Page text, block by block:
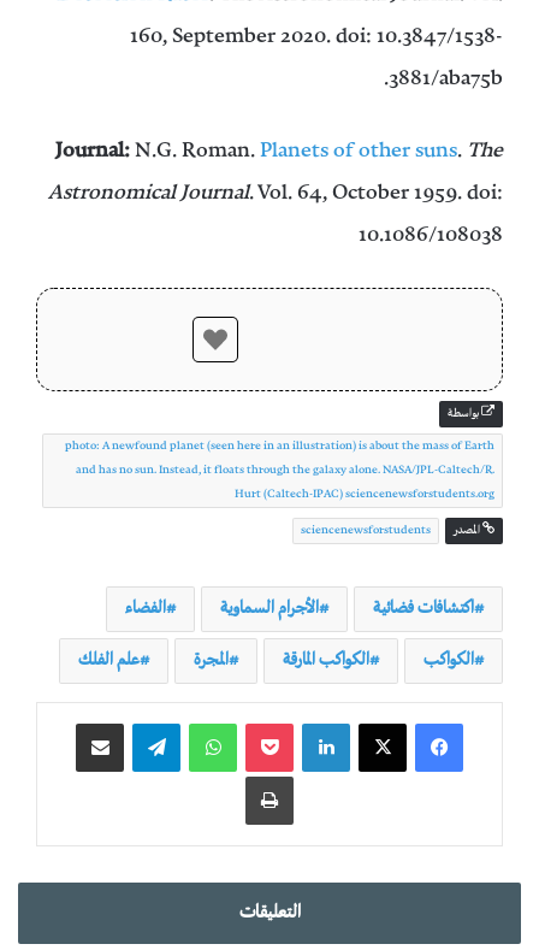
160, September 2020. doi: 10.3847/1538-
3881/aba75b.
Journal:N.G. Roman.Planets of other suns. The
Astronomical Journal. Vol. 64, October 1959. doi:
10.1086/108038
بواسطة
photo: A newfound planet (seen here in an illustration) is about the mass of Earth
and has no sun. Instead, it floats through the galaxy alone. NASA/JPL-Caltech/R.
Hurt (Caltech-IPAC) sciencenewsforstudents.org
المصدر sciencenewsforstudents
اكتشافات فضائية الأجرام السماوية الفضاء
الكواكب الكواكب المارقة المجرة علم الفلك
واتساب
التعليقات